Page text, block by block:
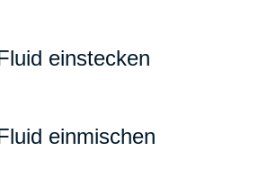
einstecken
einmischen